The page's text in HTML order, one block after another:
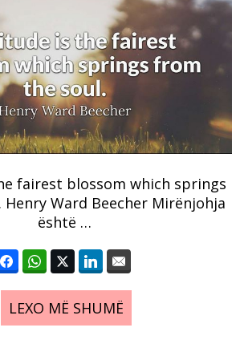
fairest blossom which springs
Ward Beecher Mirënjohja
është …
LEXO MË SHUMË